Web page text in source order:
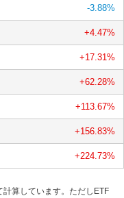
-3.88%
+4.47%
+17.31%
+62.28%
+113.67%
+156.83%
+224.73%
算しています。ただしETF